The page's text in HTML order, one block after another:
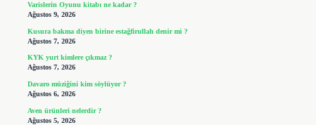
Varislerin Oyunu kitabı ne kadar ?
Ağustos 9, 2026
Kusura bakma diyen birine estağfirullah denir mi ?
Ağustos 7, 2026
KYK yurt kimlere çıkmaz ?
Ağustos 7, 2026
Davaro müziğini kim söylüyor ?
Ağustos 6, 2026
Aven ürünleri nelerdir ?
Ağustos 5, 2026